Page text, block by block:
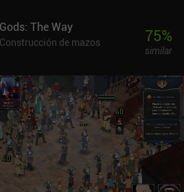
varias ciudades y numerosos
como la felicidad, los materiales,
que cada superviviente se
medida que nos acostumbramos a las
la estrategia general, cada nueva
la misma. Rebuild 3 es un
estratégico y
de supervivencia para móvil
The Way
Construcción de mazos
75%
similar